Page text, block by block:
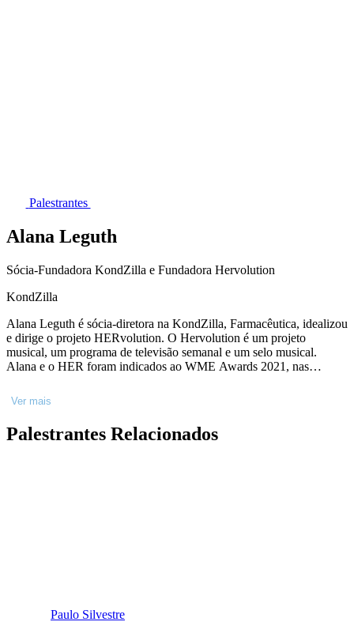
Palestrantes
Alana Leguth
Sócia-Fundadora KondZilla e Fundadora Hervolution
KondZilla
Alana Leguth é sócia-diretora na KondZilla, Farmacêutica, idealizou
e dirige o projeto HERvolution. O Hervolution é um projeto
musical, um programa de televisão semanal e um selo musical.
Alana e o HER foram indicados ao WME Awards 2021, nas
Coroando o HER como Inovação na Web 2021, o primeiro prêmio
logo em seu ano de estreia.
Ver mais
Palestrantes Relacionados
Paulo Silvestre